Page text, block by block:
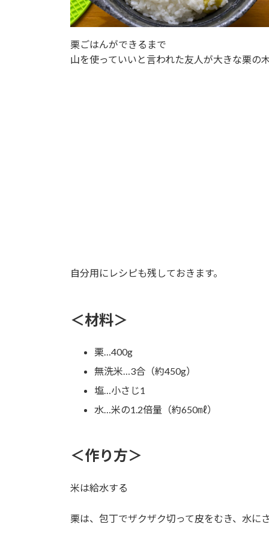
栗ごはんができるまで
山を使っていいと言われた友人が大きな栗の
自分用にレシピも残しておきます。
＜材料＞
栗…400g
無洗米…3合（約450g）
塩…小さじ1
水…米の1.2倍量（約650㎖）
＜作り方＞
米は給水する
栗は、包丁でザクザク切って皮をむき、水に